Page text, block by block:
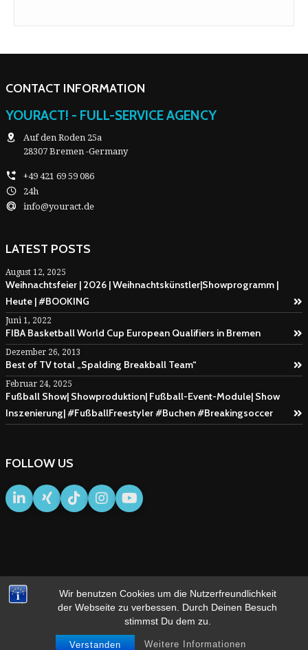
Wir benutzen Cookies um die Nutzerfreundlichkeit
der Webseite zu verbessen. Durch Deinen Besuch
stimmst Du dem zu.
Verstanden Weitere Informationen
CONTACT INFORMATION
YOURACT! - FULL-SERVICE AGENCY
Auf den Roden 25a
28307 Bremen -Germany
+49 421 69 59 086
24h
info@youract.de
LATEST POSTS
August 12, 2025
Weihnachtsfeier | 2026 | Weihnachtskünstler|Showprogramm |
Heute | #BOOKING
Juni 1, 2022
FIBA Basketball World Cup European Qualifiers in Bremen
Dezember 26, 2013
Best of TV total „Spalding Breakball Team“
Februar 24, 2025
Fußball Show| Showproduktion| Fußball-Event-Module| Show
Inszenierung| #FußballFreestyler #Buchen #Breakingsoccer
FOLLOW US
IMPRESSUM AGB